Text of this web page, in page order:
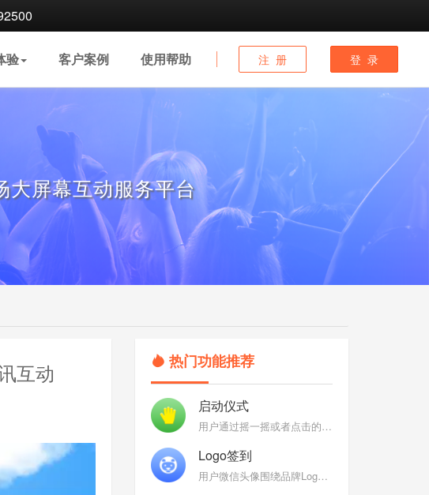
验 客户案例 使用帮助 注 册 登 录
大屏幕互动服务平台
互动 热门功能推荐
启动仪式
用户通过摇一摇或者点击的方式参与启动仪式，启动聚能，聚能完成后弹出定制特效
Logo签到
用户微信头像围绕品牌Logo组成各式炫酷3D效果：魔方、万花筒、地球、银河，彰显品牌